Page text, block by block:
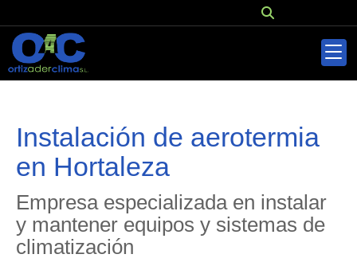
Instalación de aerotermia
en Hortaleza
Empresa especializada en instalar
y mantener equipos y sistemas de
climatización